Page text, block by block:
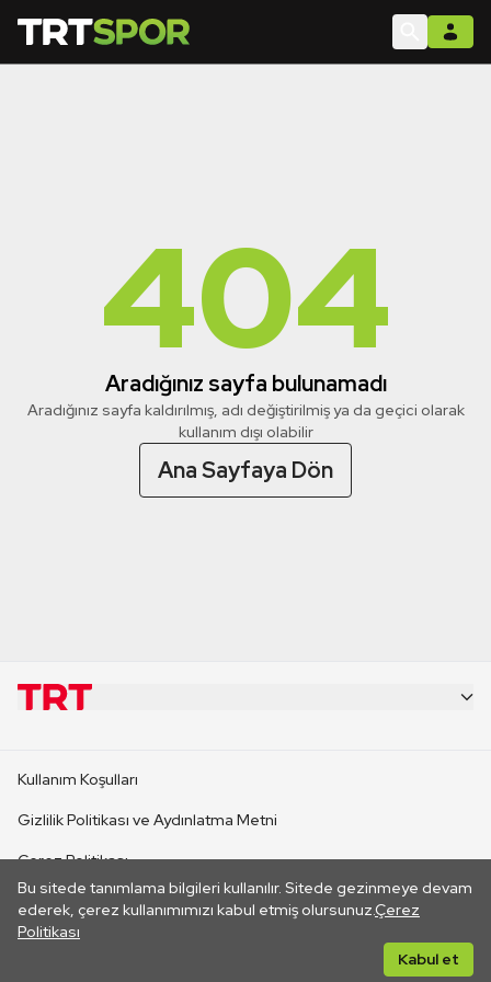
404
Aradığınız sayfa bulunamadı
Aradığınız sayfa kaldırılmış, adı değiştirilmiş ya da geçici olarak
kullanım dışı olabilir
Ana Sayfaya Dön
Bu sitede tanımlama bilgileri kullanılır. Sitede gezinmeye devam
ederek, çerez kullanımımızı kabul etmiş olursunuz.Çerez
Politikası
Kabul et
CANLI YAYINLAR
Kullanım Koşulları
Gizlilik Politikası ve Aydınlatma Metni
Çerez Politikası
İletişim
Her hakkı saklıdır. ©2026 TRT. Bağlantı yoluyla gidilen dış